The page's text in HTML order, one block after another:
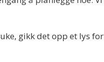
gikk det opp et lys